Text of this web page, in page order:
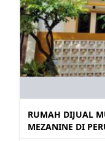
RUMAH DIJUAL
MEZANINE DI